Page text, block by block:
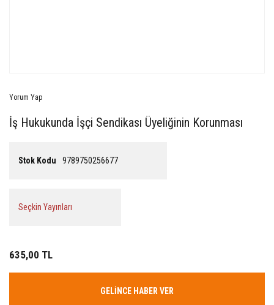
Yorum Yap
İş Hukukunda İşçi Sendikası Üyeliğinin Korunması
Stok Kodu 9789750256677
Seçkin Yayınları
635,00 TL
GELİNCE HABER VER